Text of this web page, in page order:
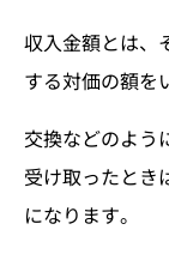
収入金額とは、
する対価の額を
交換などのよう
受け取ったとき
になります。